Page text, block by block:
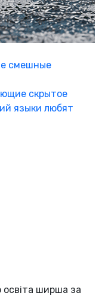
смешные
скрытое
языки любят
освіта ширша за